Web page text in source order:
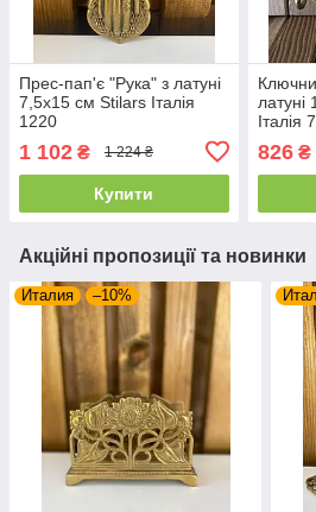
Прес-пап'є "Рука" з латуні
7,5х15 см Stilars Італія
1220
1 102 ₴ 1 224 ₴
Купити
Італія
826₴
Акційні пропозиції та новинки
Италия –10%